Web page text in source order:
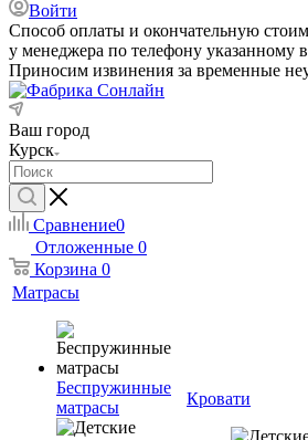
Войти
Способ оплаты и окончательную
у менеджера по телефону указанному
Приносим извинения за временные
Ваш город
Курск
Сравнение0
Отложенные 0
Корзина 0
Матрасы
Беспружинные
матрасы
Кровати